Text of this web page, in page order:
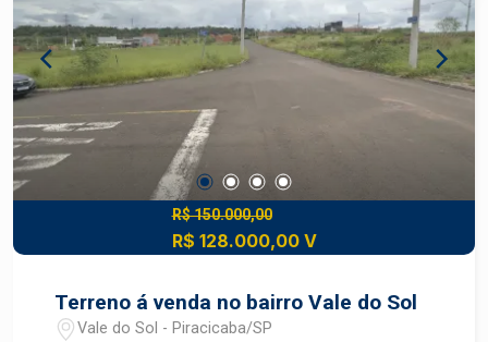
R$ 150.000,00
R$ 128.000,00 V
Terreno á venda no bairro Vale do Sol
Vale do Sol - Piracicaba/SP